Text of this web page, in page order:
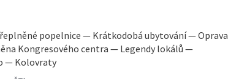
popelnice — Krátkodobá ubytování — Oprava
Kongresového centra — Legendy lokálů —
— Kolovraty